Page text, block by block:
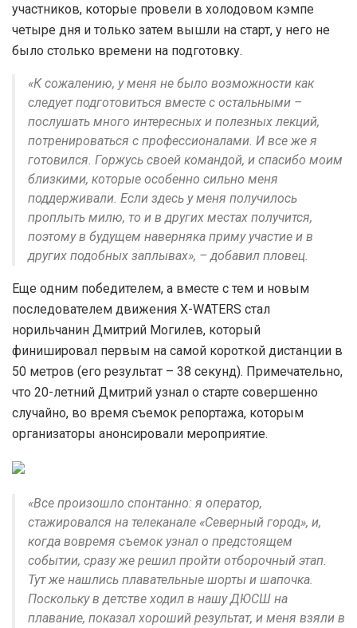
участников, которые провели в холодовом кэмпе
четыре дня и только затем вышли на старт, у него не
было столько времени на подготовку.
«К сожалению, у меня не было возможности как
следует подготовиться вместе с остальными –
послушать много интересных и полезных лекций,
потренироваться с профессионалами. И все же я
готовился. Горжусь своей командой, и спасибо моим
близкими, которые особенно сильно меня
поддерживали. Если здесь у меня получилось
проплыть милю, то и в других местах получится,
поэтому в будущем наверняка приму участие и в
других подобных заплывах», – добавил пловец.
Еще одним победителем, а вместе с тем и новым
последователем движения X-WATERS стал
норильчанин Дмитрий Могилев, который
финишировал первым на самой короткой дистанции в
50 метров (его результат – 38 секунд). Примечательно,
что 20-летний Дмитрий узнал о старте совершенно
случайно, во время съемок репортажа, которым
организаторы анонсировали мероприятие.
«Все произошло спонтанно: я оператор,
стажировался на телеканале «Северный город», и,
когда вовремя съемок узнал о предстоящем
событии, сразу же решил пройти отборочный этап.
Тут же нашлись плавательные шорты и шапочка.
Поскольку в детстве ходил в нашу ДЮСШ на
плавание, показал хороший результат, и меня взяли в